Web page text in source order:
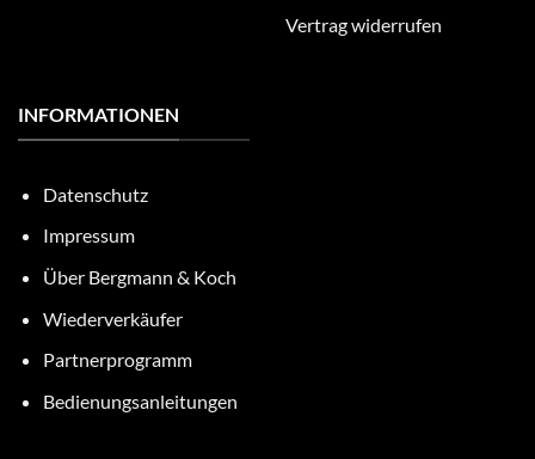
Vertrag widerrufen
INFORMATIONEN
Datenschutz
Impressum
Über Bergmann & Koch
Wiederverkäufer
Partnerprogramm
Bedienungsanleitungen